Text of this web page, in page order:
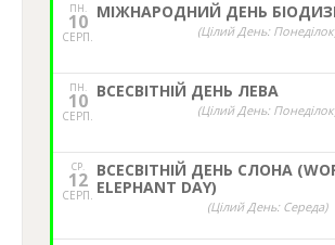
ПН.
10
СЕРП.
МІЖНАРОДНИЙ ДЕНЬ
(Цілий День:
ПН.
10
СЕРП.
ВСЕСВІТНІЙ ДЕНЬ ЛЕВА
(Цілий День:
СР.
12
СЕРП.
ВСЕСВІТНІЙ ДЕНЬ СЛОНА
ELEPHANT DAY)
(Цілий День: Середа)